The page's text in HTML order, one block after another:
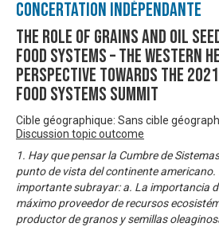
Concertation Indépendante
The role of grains and oil
Food Systems – The Western
perspective towards the
Food Systems Summit
Cible géographique: Sans cible
Discussion topic outcome
1. Hay que pensar la Cumbre de
punto de vista del continente americano.
importante subrayar: a. La importancia
máximo proveedor de recursos
productor de granos y semillas